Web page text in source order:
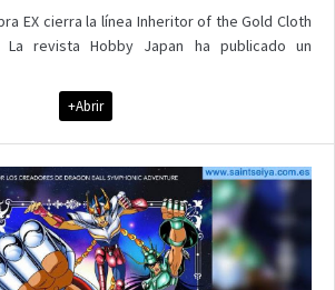
EX cierra la línea Inheritor of the Gold Cloth
La revista Hobby Japan ha publicado un
+Abrir